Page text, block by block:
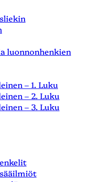
– 1. Luku
– 2. Luku
– 3. Luku